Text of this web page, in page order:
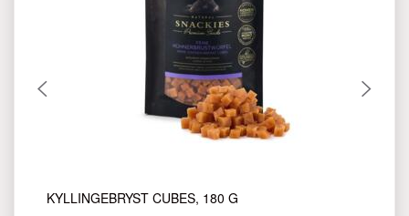
KYLLINGEBRYST CUBES, 180 G